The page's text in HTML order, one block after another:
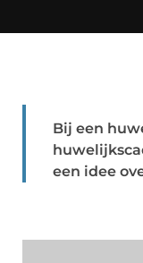
Bij een
een idee